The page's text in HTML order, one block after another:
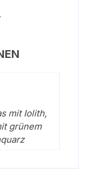
mit Iolith,
grünem